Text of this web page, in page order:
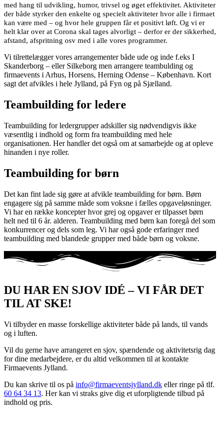
med hang til udvikling, humor, trivsel og øget effektivitet. Aktiviteter
der både styrker den enkelte og specielt aktiviteter hvor alle i firmaet
kan være med – og hvor hele gruppen får et positivt løft. Og vi er
helt klar over at Corona skal tages alvorligt – derfor er der sikkerhed,
afstand, afspritning osv med i alle vores programmer.
Vi tilrettelægger vores arrangementer både ude og inde f.eks I
Skanderborg – eller Silkeborg men arrangere teambulding og
firmaevents i Arhus, Horsens, Herning Odense – København. Kort
sagt det afvikles i hele Jylland, på Fyn og på Sjælland.
Teambuilding for ledere
Teambuilding for ledergrupper adskiller sig nødvendigvis ikke
væsentlig i indhold og form fra teambuilding med hele
organisationen. Her handler det også om at samarbejde og at opleve
hinanden i nye roller.
Teambuilding for børn
Det kan fint lade sig gøre at afvikle teambuilding for børn. Børn
engagere sig på samme måde som voksne i fælles opgaveløsninger.
Vi har en række koncepter hvor grej og opgaver er tilpasset børn
helt ned til 6 år. alderen. Teambuilding med børn kan foregå del som
konkurrencer og dels som leg. Vi har også gode erfaringer med
teambuilding med blandede grupper med både børn og voksne.
DU HAR EN SJOV IDÉ – VI FÅR DET
TIL AT SKE!
Vi tilbyder en masse forskellige aktiviteter både på lands, til vands
og i luften.
Vil du gerne have arrangeret en sjov, spændende og aktivitetsrig dag
for dine medarbejdere, er du altid velkommen til at kontakte
Firmaevents Jylland.
Du kan skrive til os på info@firmaeventsjylland.dk eller ringe på tlf.
60 64 34 13. Her kan vi straks give dig et uforpligtende tilbud på
indhold og pris.